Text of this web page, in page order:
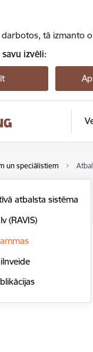
darbotos, tā izmanto
izvēli:
un speciālistiem
atbalsta sistēma
(RAVIS)